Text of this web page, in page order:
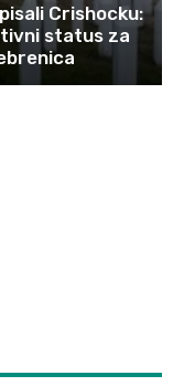
Crishocku:
status za